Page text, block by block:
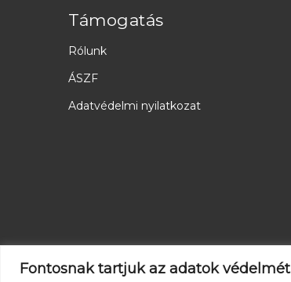
Fontosnak tartjuk az adatok védelmét
Támogatás
Rólunk
ÁSZF
Adatvédelmi nyilatkozat